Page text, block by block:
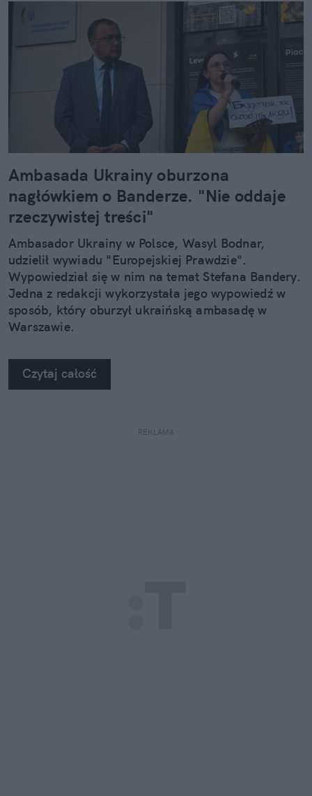
Ambasada Ukrainy oburzona
nagłówkiem o Banderze. "Nie oddaje
rzeczywistej treści"
Ambasador Ukrainy w Polsce, Wasyl Bodnar,
udzielił wywiadu "Europejskiej Prawdzie".
Wypowiedział się w nim na temat Stefana Bandery.
Jedna z redakcji wykorzystała jego wypowiedź w
sposób, który oburzył ukraińską ambasadę w
Warszawie.
Czytaj całość
REKLAMA